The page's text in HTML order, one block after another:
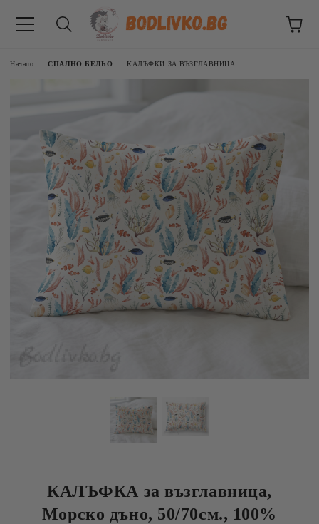
Начало СПАЛНО БЕЛЬО КАЛЪФКИ ЗА ВЪЗГЛАВНИЦА
КАЛЪФКА за възглавница,
Морско дъно, 50/70см., 100%